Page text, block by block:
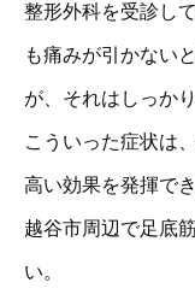
整形外科を受診し
も痛みが引かない
が、それはしっか
こういった症状は
高い効果を発揮でき
越谷市周辺で足底
い。